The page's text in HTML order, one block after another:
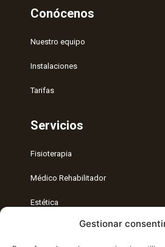
Gestionar
Conócenos
Nuestro equipo
Instalaciones
Tarifas
Servicios
Fisioterapia
Médico Rehabilitador
Estética
Entrenamiento Personal